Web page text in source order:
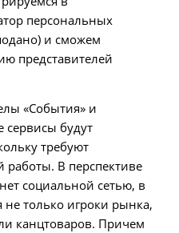
персональных
и сможем
представителей
«События» и
будут
требуют
работы. В перспективе
социальной сетью, в
не только игроки рынка,
канцтоваров. Причем